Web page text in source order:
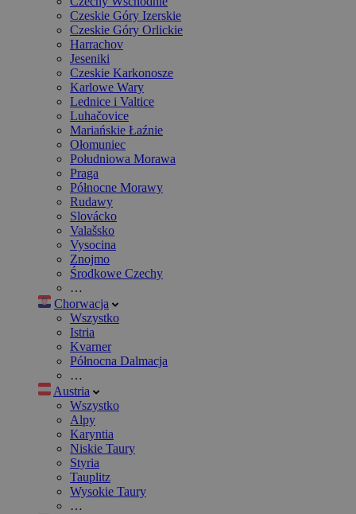
Czeskie Góry Izerskie
Czeskie Góry Orlickie
Harrachov
Jeseniki
Czeskie Karkonosze
Karlowe Wary
Lednice i Valtice
Luhačovice
Mariańskie Łaźnie
Ołomuniec
Południowa Morawa
Praga
Północne Morawy
Rudawy
Slovácko
Valašsko
Vysocina
Znojmo
Środkowe Czechy
…
Chorwacja
Wszystko
Istria
Kvarner
Północna Dalmacja
…
Austria
Wszystko
Alpy
Karyntia
Niskie Taury
Styria
Tauplitz
Wysokie Taury
…